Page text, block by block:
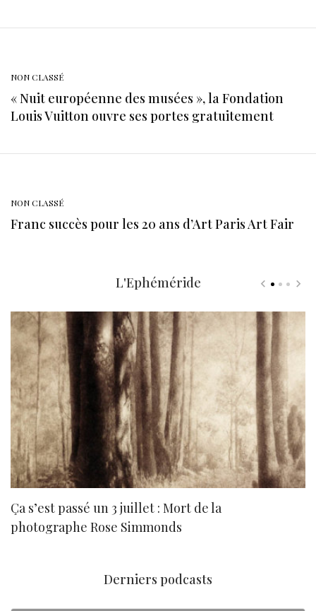
NON CLASSÉ
« Nuit européenne des musées », la Fondation
Louis Vuitton ouvre ses portes gratuitement
NON CLASSÉ
Franc succès pour les 20 ans d’Art Paris Art Fair
L'Ephéméride
Ça s’est passé un 3 juillet : Mort de la
photographe Rose Simmonds
Derniers podcasts